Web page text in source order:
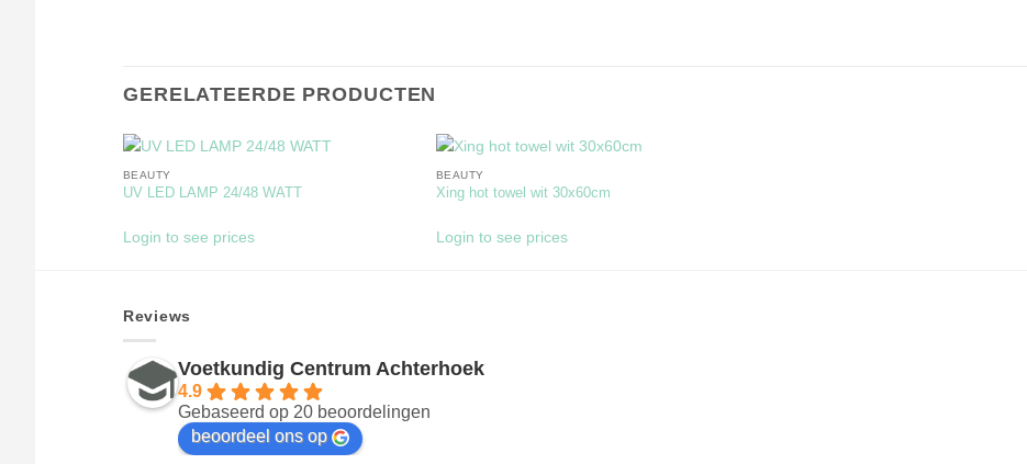
GERELATEERDE PRODUCTEN
BEAUTY
UV LED LAMP 24/48 WATT
Login to see prices
BEAUTY
Xing hot towel wit 30x60cm
Login to see prices
Reviews
Voetkundig Centrum Achterhoek
4.9
Gebaseerd op 20 beoordelingen
beoordeel ons op